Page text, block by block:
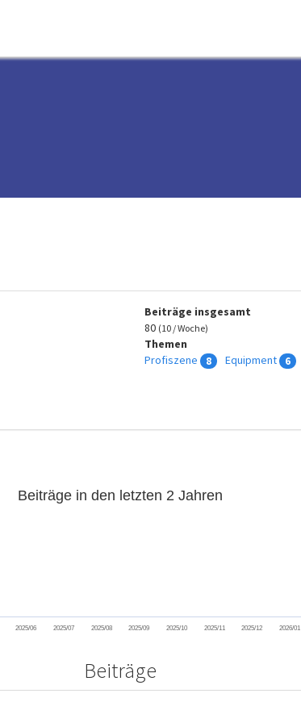
Beiträge insgesamt
80 (10 / Woche)
Themen
Profiszene
8 Equipment 6
Beiträge in den letzten 2 Jahren
2025/06 2025/07 2025/08 2025/09 2025/10 2025/11 2025/12 2026/01
Beiträge